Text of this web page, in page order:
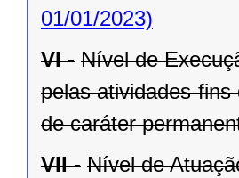
01/01/2023)
VI - Nível de
pelas atividades-
de caráter
VII - Nível de